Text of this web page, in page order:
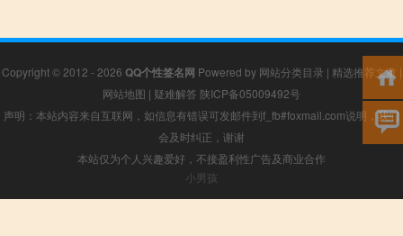
Copyright © 2012 - 2026 QQ个性签名网 Powered by 网站分类目录 | 精选推荐文章 |
网站地图 | 疑难解答 陕ICP备05009492号
声明：本站内容来自互联网，如信息有错误可发邮件到f_fb#foxmail.com说明，我们
会及时纠正，谢谢
本站仅为个人兴趣爱好，不接盈利性广告及商业合作
小男孩